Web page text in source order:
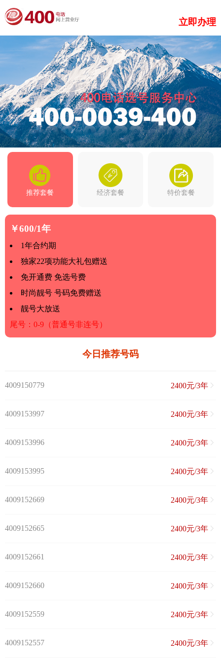
立即办理
推荐套餐 经济套餐 特价套餐
￥600/1年
1年合约期
独家22项功能大礼包赠送
免开通费 免选号费
时尚靓号 号码免费赠送
靓号大放送
尾号：0-9（普通号非连号）
今日推荐号码
4009150779 2400元/3年
4009153997 2400元/3年
4009153996 2400元/3年
4009153995 2400元/3年
4009152669 2400元/3年
4009152665 2400元/3年
4009152661 2400元/3年
4009152660 2400元/3年
4009152559 2400元/3年
4009152557 2400元/3年